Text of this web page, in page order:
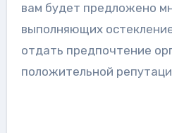
вам будет предложено
выполняющих
отдать предпочтение
положительной